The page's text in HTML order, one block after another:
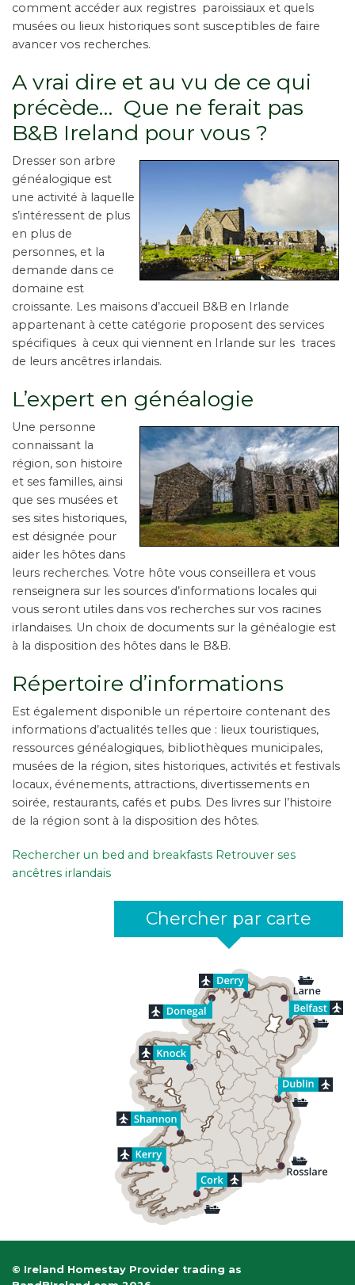
comment accéder aux registres paroissiaux et quels
musées ou lieux historiques sont susceptibles de faire
avancer vos recherches.
A vrai dire et au vu de ce qui
précède… Que ne ferait pas
B&B Ireland pour vous ?
Dresser son arbre
généalogique est
une activité à laquelle
s’intéressent de plus
en plus de
personnes, et la
demande dans ce
domaine est
croissante. Les maisons d’accueil B&B en Irlande
appartenant à cette catégorie proposent des services
spécifiques à ceux qui viennent en Irlande sur les traces
de leurs ancêtres irlandais.
L’expert en généalogie
Une personne
connaissant la
région, son histoire
et ses familles, ainsi
que ses musées et
ses sites historiques,
est désignée pour
aider les hôtes dans
leurs recherches. Votre hôte vous conseillera et vous
renseignera sur les sources d’informations locales qui
vous seront utiles dans vos recherches sur vos racines
irlandaises. Un choix de documents sur la généalogie est
à la disposition des hôtes dans le B&B.
Répertoire d’informations
Est également disponible un répertoire contenant des
informations d’actualités telles que : lieux touristiques,
ressources généalogiques, bibliothèques municipales,
musées de la région, sites historiques, activités et festivals
locaux, événements, attractions, divertissements en
soirée, restaurants, cafés et pubs. Des livres sur l’histoire
de la région sont à la disposition des hôtes.
Rechercher un bed and breakfasts Retrouver ses
ancêtres irlandais
Chercher par carte
© Ireland Homestay Provider trading as